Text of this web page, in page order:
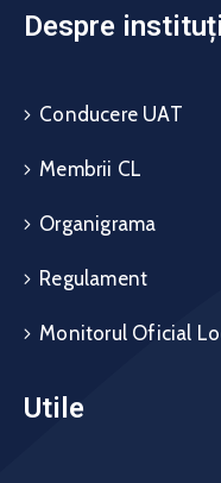
Despre
Conducere UAT
Membrii CL
Organigrama
Regulament
Monitorul Oficial
Utile